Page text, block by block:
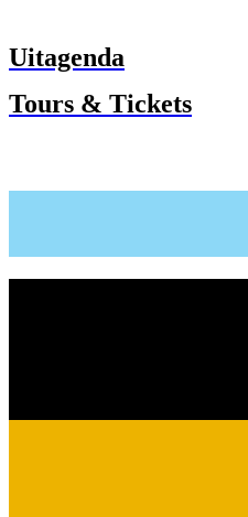
Uitagenda
Tours & Tickets